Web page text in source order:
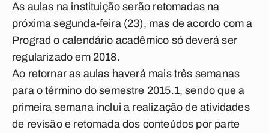
As aulas na instituição serão retomadas na
próxima segunda-feira (23), mas de acordo com a
Prograd o calendário acadêmico só deverá ser
regularizado em 2018.
Ao retornar as aulas haverá mais três semanas
para o término do semestre 2015.1, sendo que a
primeira semana inclui a realização de atividades
de revisão e retomada dos conteúdos por parte